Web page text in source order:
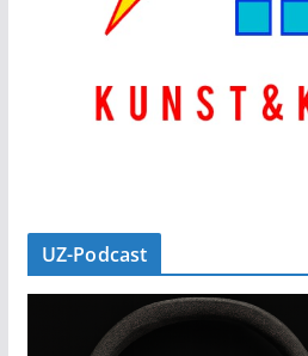
UZ-Podcast